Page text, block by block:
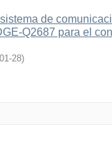
de
Q2687 para el
28)